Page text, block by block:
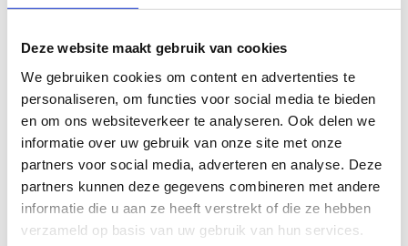
Deze website maakt gebruik van cookies
We gebruiken cookies om content en advertenties te
personaliseren, om functies voor social media te bieden
en om ons websiteverkeer te analyseren. Ook delen we
informatie over uw gebruik van onze site met onze
partners voor social media, adverteren en analyse. Deze
partners kunnen deze gegevens combineren met andere
informatie die u aan ze heeft verstrekt of die ze hebben
verzameld op basis van uw gebruik van hun services.
Geef aan tot welk domein jouw vraag behoort
KIES EEN DOMEIN